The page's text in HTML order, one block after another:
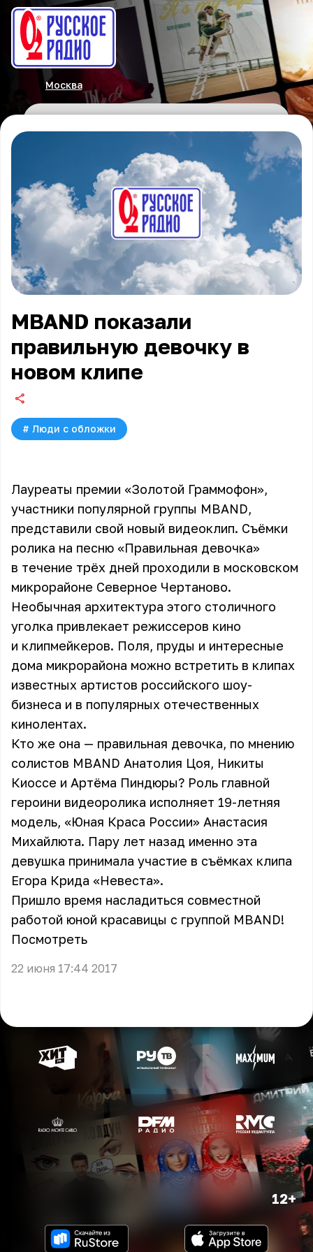
Москва
MBAND показали
правильную девочку в
новом клипе
# Люди с обложки
Лауреаты премии «Золотой Граммофон»,
участники популярной группы MBAND,
представили свой новый видеоклип. Съёмки
ролика на песню «Правильная девочка»
в течение трёх дней проходили в московском
микрорайоне Северное Чертаново.
Необычная архитектура этого столичного
уголка привлекает режиссеров кино
и клипмейкеров. Поля, пруды и интересные
дома микрорайона можно встретить в клипах
известных артистов российского шоу-
бизнеса и в популярных отечественных
кинолентах.
Кто же она — правильная девочка, по мнению
солистов MBAND Анатолия Цоя, Никиты
Киоссе и Артёма Пиндюры? Роль главной
героини видеоролика исполняет 19-летняя
модель, «Юная Краса России» Анастасия
Михайлюта. Пару лет назад именно эта
девушка принимала участие в съёмках клипа
Егора Крида «Невеста».
Пришло время насладиться совместной
работой юной красавицы с группой MBAND!
Посмотреть
22 июня 17:44 2017
12+